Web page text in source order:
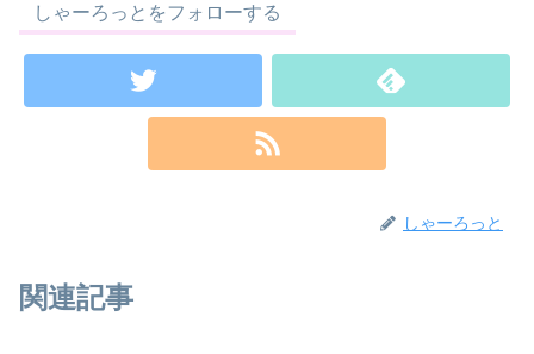
しゃーろっとをフォローする
しゃーろっと
関連記事